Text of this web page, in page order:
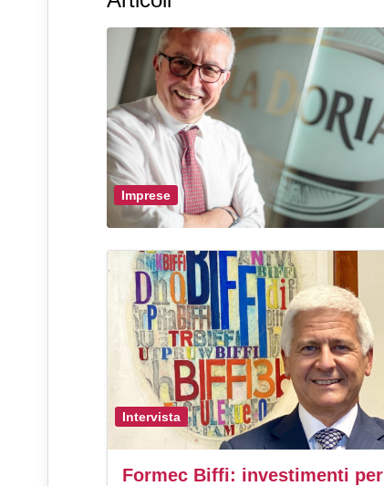
Imprese
Intervista
Formec Biffi: investimenti per